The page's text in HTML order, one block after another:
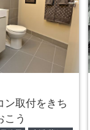
ン取付をきち
こう